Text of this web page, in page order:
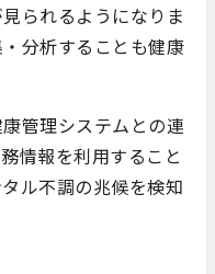
られるようになりま
分析することも健康
管理システムとの連
情報を利用すること
ル不調の兆候を検知